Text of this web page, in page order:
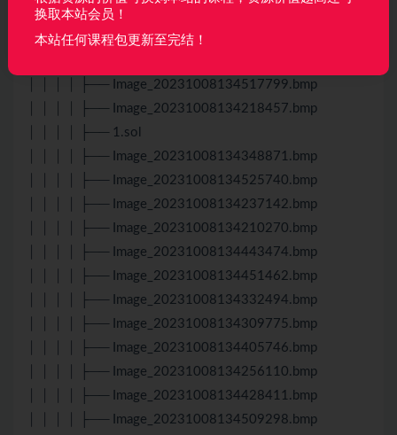
│ │ │ │ ├── Image_20231008134416826.bmp
│ │ │ │ ├── Image_20231008134438281.bmp
│ │ │ │ ├── Image_20231008134517799.bmp
│ │ │ │ ├── Image_20231008134218457.bmp
│ │ │ │ ├── 1.sol
│ │ │ │ ├── Image_20231008134348871.bmp
│ │ │ │ ├── Image_20231008134525740.bmp
│ │ │ │ ├── Image_20231008134237142.bmp
│ │ │ │ ├── Image_20231008134210270.bmp
│ │ │ │ ├── Image_20231008134443474.bmp
│ │ │ │ ├── Image_20231008134451462.bmp
│ │ │ │ ├── Image_20231008134332494.bmp
│ │ │ │ ├── Image_20231008134309775.bmp
│ │ │ │ ├── Image_20231008134405746.bmp
│ │ │ │ ├── Image_20231008134256110.bmp
│ │ │ │ ├── Image_20231008134428411.bmp
│ │ │ │ ├── Image_20231008134509298.bmp
换取本站会员！
本站任何课程包更新至完结！